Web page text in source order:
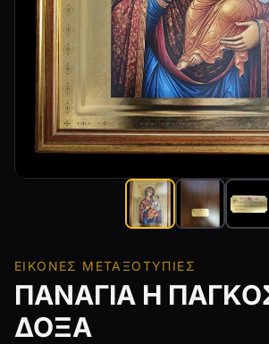
ΕΙΚΌΝΕΣ ΜΕΤΑΞΟΤΥΠΊΕΣ
ΠΑΝΑΓΙΑ Η
ΔΟΞΑ